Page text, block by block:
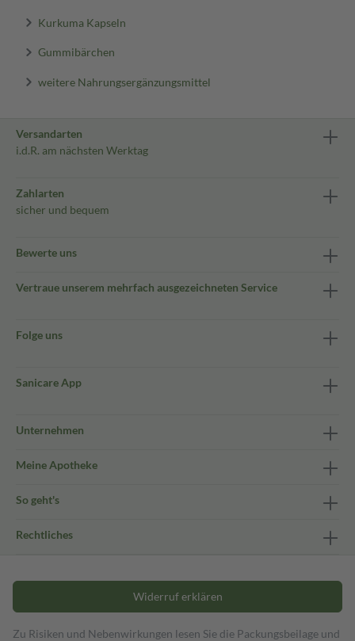
Kurkuma Kapseln
Gummibärchen
weitere Nahrungsergänzungsmittel
Versandarten
i.d.R. am nächsten Werktag
Zahlarten
sicher und bequem
Bewerte uns
Vertraue unserem mehrfach ausgezeichneten Service
Folge uns
Sanicare App
Unternehmen
Meine Apotheke
So geht's
Rechtliches
Widerruf erklären
Zu Risiken und Nebenwirkungen lesen Sie die Packungsbeilage und